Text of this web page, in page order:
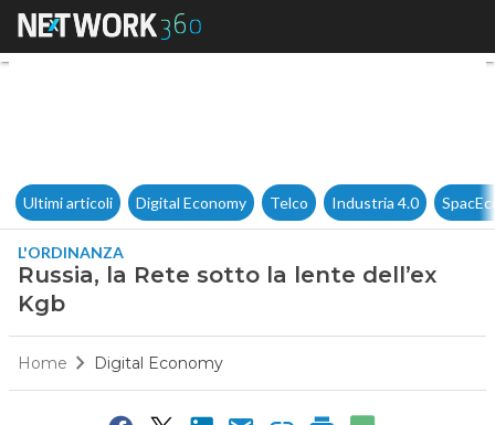
Russia, la Rete sotto la lente
Ultimi articoli Digital Economy Telco Industria 4.0
L'ORDINANZA
Russia, la Rete sotto la lente dell’ex
Kgb
Home Digital Economy